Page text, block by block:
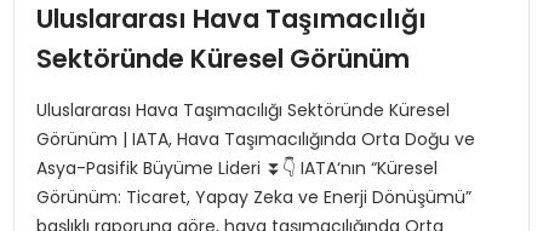
TANYER YAPI ZEMIN MÜHENDISLIĞINDE HEDEF
TOROSLAR’DA PAZAR GERGİNLİĞİ!
Uluslararası Hava Taşımacılığı
Sektöründe Küresel Görünüm
Uluslararası Hava Taşımacılığı Sektöründe Küresel
Görünüm | IATA, Hava Taşımacılığında Orta Doğu ve
Asya-Pasifik Büyüme Lideri ⏬👇 IATA‘nın “Küresel
Görünüm: Ticaret, Yapay Zeka ve Enerji Dönüşümü”